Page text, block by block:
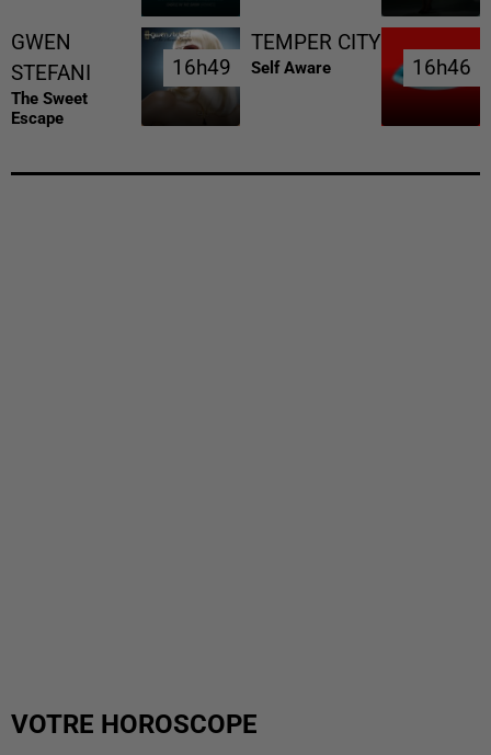
GWEN
STEFANI
The Sweet
Escape
16h49
16h49
TEMPER CITY
Self Aware 16h46
16h46
VOTRE HOROSCOPE